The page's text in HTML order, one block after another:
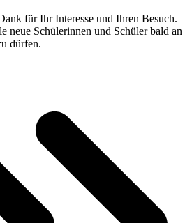
für Ihr Interesse und Ihren Besuch.
neue Schülerinnen und Schüler bald an
dürfen.